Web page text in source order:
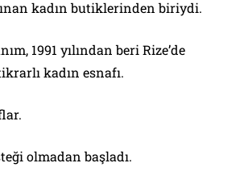
kadın butiklerinden biriydi.
1991 yılından beri Rize’de
kadın esnafı.
olmadan başladı.